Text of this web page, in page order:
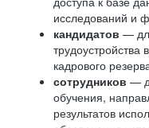
исследований и
кандидатов —
кадрового
сотрудников —
обучения,
результатов